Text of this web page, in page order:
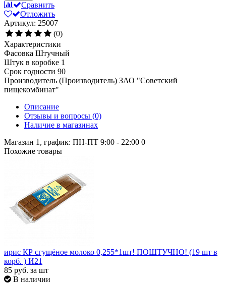
Сравнить
Отложить
Артикул: 25007
(0)
Характеристики
Фасовка Штучный
Штук в коробке 1
Срок годности 90
Производитель (Производитель) ЗАО "Советский
пищекомбинат"
Описание
Отзывы и вопросы (0)
Наличие в магазинах
Магазин 1, график: ПН-ПТ 9:00 - 22:00 0
Похожие товары
ирис КР сгущёное молоко 0,255*1шт! ПОШТУЧНО! (19 шт в
корб. ) И21
85 руб. за шт
В наличии